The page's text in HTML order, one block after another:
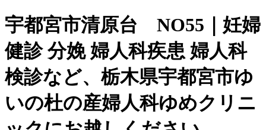
宇都宮市清原台 NO55｜妊婦
健診 分娩 婦人科疾患 婦人科
検診など、栃木県宇都宮市ゆ
いの杜の産婦人科ゆめクリニ